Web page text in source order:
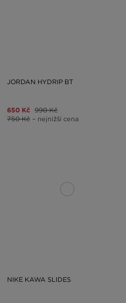
JORDAN HYDRIP BT
650 Kč 990 Kč
750 Kč – nejnižší cena
NIKE KAWA SLIDES